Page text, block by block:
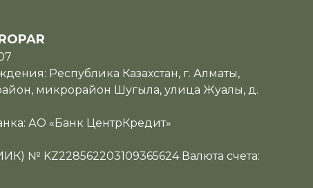
Республика Казахстан, г. Алматы,
микрорайон Шугыла, улица Жуалы, д.
АО «Банк ЦентрКредит»
№ KZ228562203109365624 Валюта счета: